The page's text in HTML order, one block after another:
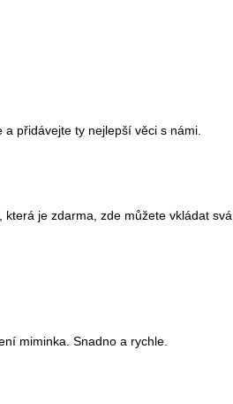
přidávejte ty nejlepší věci s námi.
je zdarma, zde můžete vkládat svá
miminka. Snadno a rychle.